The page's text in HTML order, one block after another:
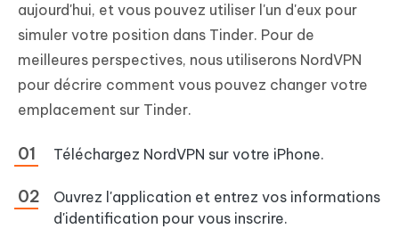
aujourd'hui, et vous pouvez utiliser l'un d'eux pour
simuler votre position dans Tinder. Pour de
meilleures perspectives, nous utiliserons NordVPN
pour décrire comment vous pouvez changer votre
emplacement sur Tinder.
Téléchargez NordVPN sur votre iPhone.
Ouvrez l'application et entrez vos informations
d'identification pour vous inscrire.